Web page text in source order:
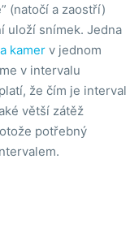
(natočí a zaostří)
uloží snímek. Jedna
kamer v jednom
v intervalu
že čím je interval
větší zátěž
potřebný